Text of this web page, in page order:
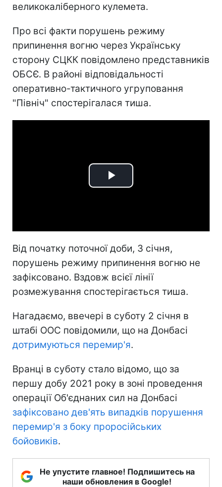
великокаліберного кулемета.
Про всі факти порушень режиму
припинення вогню через Українську
сторону СЦКК повідомлено представників
ОБСЄ. В районі відповідальності
оперативно-тактичного угруповання
"Північ" спостерігалася тиша.
Play
Від початку поточної доби, 3 січня,
порушень режиму припинення вогню не
зафіксовано. Вздовж всієї лінії
розмежування спостерігається тиша.
Нагадаємо, ввечері в суботу 2 січня в
штабі ООС повідомили, що на Донбасі
дотримуються перемир'я.
Вранці в суботу стало відомо, що за
першу добу 2021 року в зоні проведення
операції Об'єднаних сил на Донбасі
зафіксовано дев'ять випадків порушення
перемир'я з боку проросійських
бойовиків.
Не упустите главное! Подпишитесь на
наши обновления в Google!